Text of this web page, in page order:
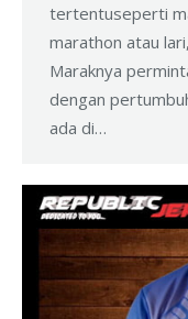
tertentuseperti
marathon atau
Maraknya
dengan
ada di…